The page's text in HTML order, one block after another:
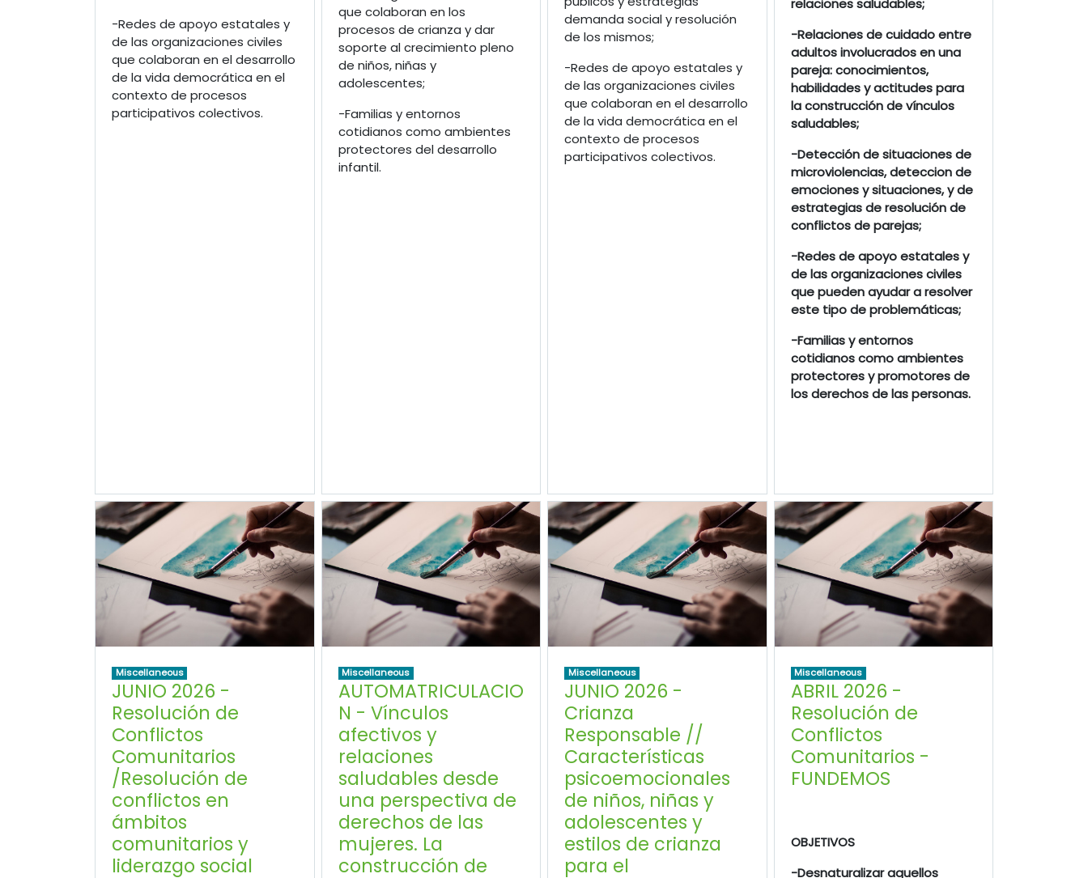
-Redes de apoyo estatales y
de las organizaciones civiles
que colaboran en el desarrollo
de la vida democrática en el
contexto de procesos
participativos colectivos.
que colaboran en los
procesos de crianza y dar
soporte al crecimiento pleno
de niños, niñas y
adolescentes;
-Familias y entornos
cotidianos como ambientes
protectores del desarrollo
infantil.
demanda social y resolución
de los mismos;
-Redes de apoyo estatales y
de las organizaciones civiles
que colaboran en el desarrollo
de la vida democrática en el
contexto de procesos
participativos colectivos.
-Relaciones de cuidado entre
adultos involucrados en una
pareja: conocimientos,
habilidades y actitudes para
la construcción de vínculos
saludables;
-Detección de situaciones de
microviolencias, deteccion de
emociones y situaciones, y de
estrategias de resolución de
conflictos de parejas;
-Redes de apoyo estatales y
de las organizaciones civiles
que pueden ayudar a resolver
este tipo de problemáticas;
-Familias y entornos
cotidianos como ambientes
protectores y promotores de
los derechos de las personas.
Miscellaneous
JUNIO 2026 -
Resolución de
Conflictos
Comunitarios
/Resolución de
conflictos en
ámbitos
comunitarios y
liderazgo social
Miscellaneous
AUTOMATRICULACIO
N - Vínculos
afectivos y
relaciones
saludables desde
una perspectiva de
derechos de las
mujeres. La
construcción de
Miscellaneous
JUNIO 2026 -
Crianza
Responsable //
Características
psicoemocionales
de niños, niñas y
adolescentes y
estilos de crianza
para el
Miscellaneous
ABRIL 2026 -
Resolución de
Conflictos
Comunitarios -
FUNDEMOS
OBJETIVOS
-Desnaturalizar aquellos